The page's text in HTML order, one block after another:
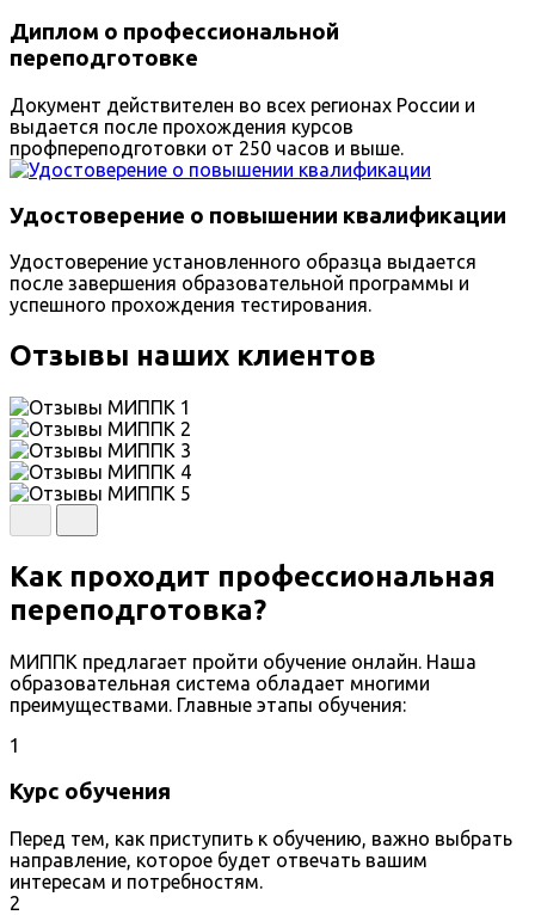
Диплом о профессиональной
переподготовке
Документ действителен во всех регионах России и
выдается после прохождения курсов
профпереподготовки от 250 часов и выше.
Удостоверение о повышении квалификации
Удостоверение установленного образца выдается
после завершения образовательной программы и
успешного прохождения тестирования.
Отзывы наших клиентов
Как проходит профессиональная
переподготовка?
МИППК предлагает пройти обучение онлайн. Наша
образовательная система обладает многими
преимуществами. Главные этапы обучения:
1
Курс обучения
Перед тем, как приступить к обучению, важно выбрать
направление, которое будет отвечать вашим
интересам и потребностям.
2